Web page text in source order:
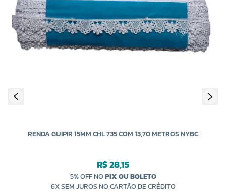
RENDA GUIPIR 15MM CHL 735 COM 13,70 METROS NYBC
R$ 28,15
5% OFF NOPIX OU BOLETO
6X SEM JUROS NO CARTÃO DE CRÉDITO